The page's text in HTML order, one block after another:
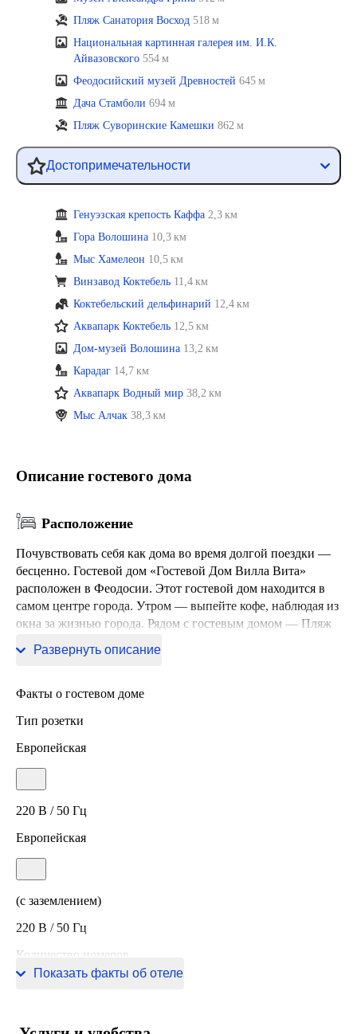
Пляж Санатория Восход 518 м
Национальная картинная галерея им. И.К.
Айвазовского 554 м
Феодосийский музей Древностей 645 м
Дача Стамболи 694 м
Пляж Суворинские Камешки 862 м
Достопримечательности
Генуэзская крепость Каффа 2,3 км
Гора Волошина 10,3 км
Мыс Хамелеон 10,5 км
Винзавод Коктебель 11,4 км
Коктебельский дельфинарий 12,4 км
Аквапарк Коктебель 12,5 км
Дом-музей Волошина 13,2 км
Карадаг 14,7 км
Аквапарк Водный мир 38,2 км
Мыс Алчак 38,3 км
Описание гостевого дома
Расположение
Почувствовать себя как дома во время долгой поездки —
бесценно. Гостевой дом «Гостевой Дом Вилла Вита»
расположен в Феодосии. Этот гостевой дом находится в
самом центре города. Утром — выпейте кофе, наблюдая из
окна за жизнью города. Рядом с гостевым домом — Пляж
Развернуть описание
Факты о гостевом доме
Тип розетки
Европейская
220 В / 50 Гц
Европейская
(с заземлением)
220 В / 50 Гц
Количество номеров
24 номера
Показать факты об отеле